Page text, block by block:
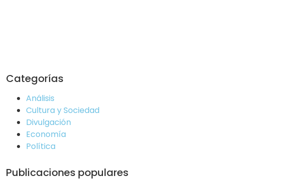
Categorías
Análisis
Cultura y Sociedad
Divulgación
Economía
Política
Publicaciones populares